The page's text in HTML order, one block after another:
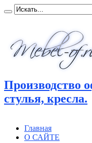
Производство
стулья, кресла.
Главная
О САЙТЕ